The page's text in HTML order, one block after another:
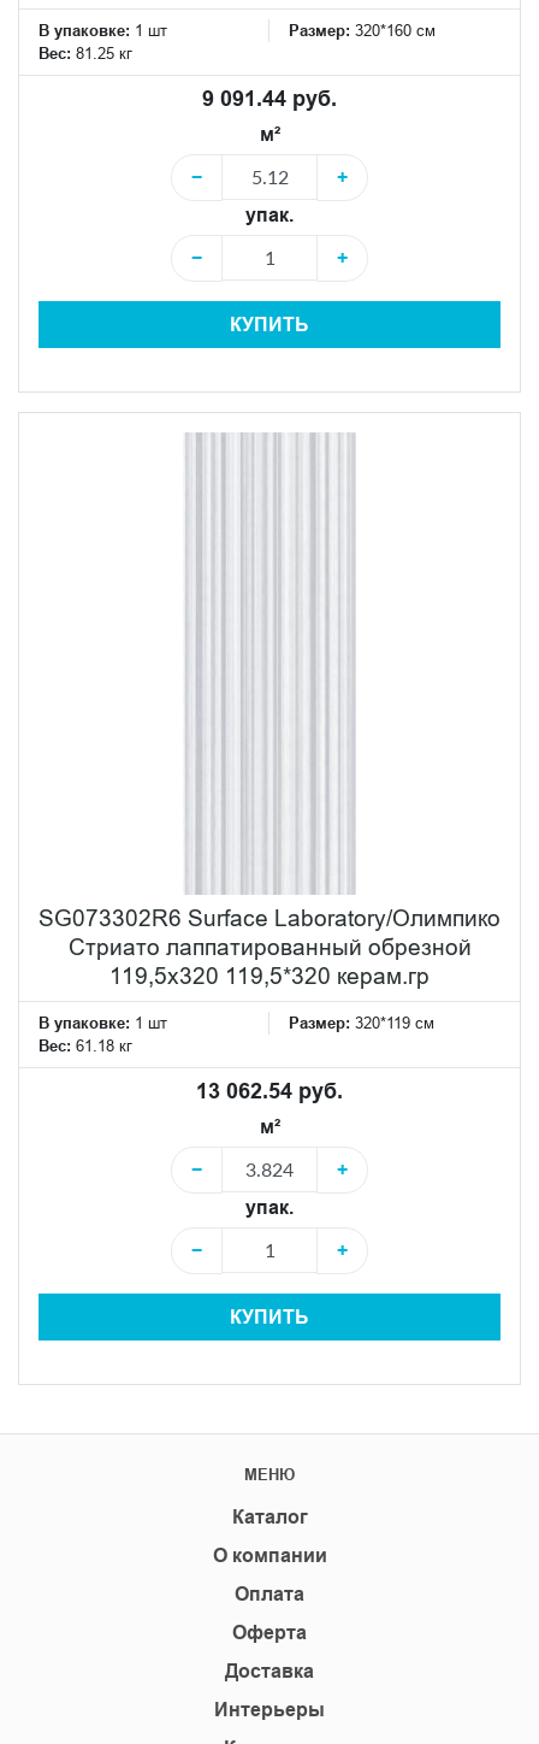
В упаковке: 1 шт Размер: 320*160 см
Вес: 81.25 кг
9 091.44 руб.
м²
−
+
упак.
−
+
КУПИТЬ
SG073302R6 Surface Laboratory/Олимпико
Стриато лаппатированный обрезной
119,5х320 119,5*320 керам.гр
В упаковке: 1 шт Размер: 320*119 см
Вес: 61.18 кг
13 062.54 руб.
м²
−
+
упак.
−
+
КУПИТЬ
МЕНЮ
Каталог
О компании
Оплата
Оферта
Доставка
Интерьеры